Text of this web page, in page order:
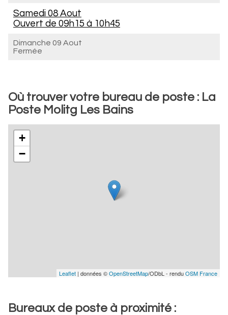
Samedi 08 Aout
Ouvert de 09h15 à 10h45
Dimanche 09 Aout
Fermée
Où trouver votre bureau de poste : La
Poste Molitg Les Bains
+
−
Leaflet | données ©OpenStreetMap/ODbL - renduOSM France
Bureaux de poste à proximité :